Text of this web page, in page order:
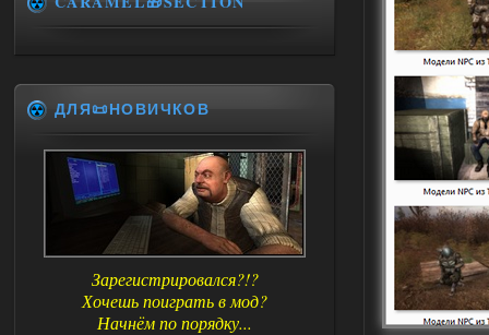
ДЛЯ📜НОВИЧКОВ
Зарегистрировался?!?
Хочешь поиграть в мод?
Начнём по порядку...